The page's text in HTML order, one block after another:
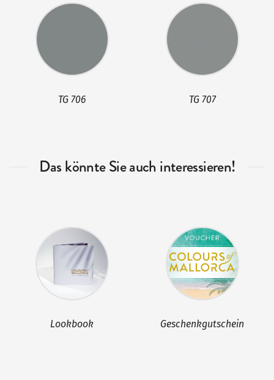
TG 706 TG 707
Das könnte Sie auch interessieren!
Lookbook Geschenkgutschein